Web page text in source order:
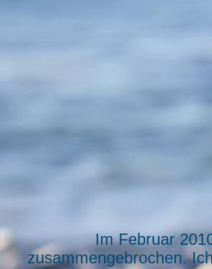
Im Februar
zusammengebrochen.